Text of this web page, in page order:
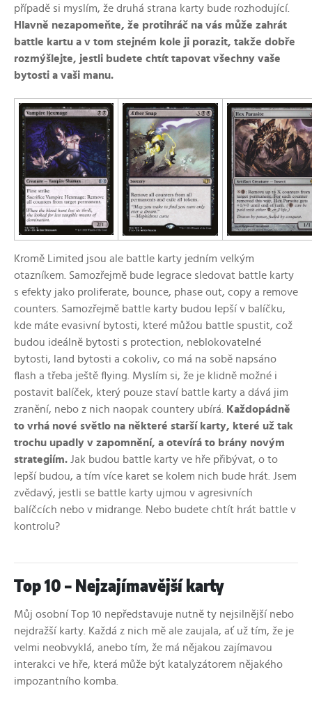
případě si myslím, že druhá strana karty bude rozhodující.
Hlavně nezapomeňte, že protihráč na vás může zahrát
battle kartu a v tom stejném kole ji porazit, takže dobře
rozmýšlejte, jestli budete chtít tapovat všechny vaše
bytosti a vaši manu.
Kromě Limited jsou ale battle karty jedním velkým
otazníkem. Samozřejmě bude legrace sledovat battle karty
s efekty jako proliferate, bounce, phase out, copy a remove
counters. Samozřejmě battle karty budou lepší v balíčku,
kde máte evasivní bytosti, které můžou battle spustit, což
budou ideálně bytosti s protection, neblokovatelné
bytosti, land bytosti a cokoliv, co má na sobě napsáno
flash a třeba ještě flying. Myslím si, že je klidně možné i
postavit balíček, který pouze staví battle karty a dává jim
zranění, nebo z nich naopak countery ubírá. Každopádně
to vrhá nové světlo na některé starší karty, které už tak
trochu upadly v zapomnění, a otevírá to brány novým
strategiím. Jak budou battle karty ve hře přibývat, o to
lepší budou, a tím více karet se kolem nich bude hrát. Jsem
zvědavý, jestli se battle karty ujmou v agresivních
balíčcích nebo v midrange. Nebo budete chtít hrát battle v
kontrolu?
Top 10 –⁠ Nejzajímavější karty
Můj osobní Top 10 nepředstavuje nutně ty nejsilnější nebo
nejdražší karty. Každá z nich mě ale zaujala, ať už tím, že je
velmi neobvyklá, anebo tím, že má nějakou zajímavou
interakci ve hře, která může být katalyzátorem nějakého
impozantního komba.